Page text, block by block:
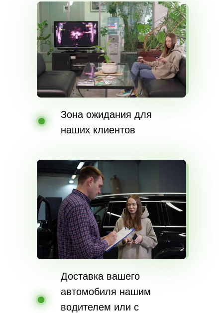
Зона ожидания для
наших клиентов
Доставка вашего
автомобиля нашим
водителем или с